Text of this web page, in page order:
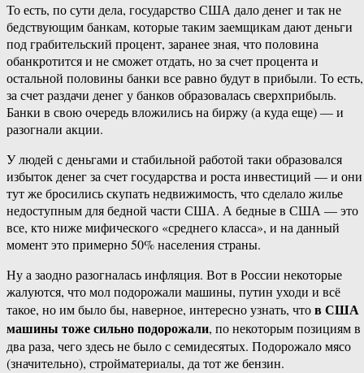
То есть, по сути дела, государство США дало денег и так не
бедствующим банкам, которые таким заемщикам дают деньги
под грабительский процент, заранее зная, что половина
обанкротится и не сможет отдать, но за счет процента и
остальной половины банки все равно будут в прибыли. То есть,
за счет раздачи денег у банков образовалась сверхприбыль.
Банки в свою очередь вложились на биржу (а куда еще) — и
разогнали акции.
У людей с деньгами и стабильной работой таки образовался
избыток денег за счет государства и роста инвестиций — и они
тут же бросились скупать недвижимость, что сделало жилье
недоступным для бедной части США. А бедные в США — это
все, кто ниже мифического «среднего класса», и на данный
момент это примерно 50% населения страны.
Ну а заодно разогналась инфляция. Вот в России некоторые
жалуются, что мол подорожали машины, путин уходи и всё
такое, но им было бы, наверное, интересно узнать, чтов США
машины тоже сильно подорожали, по некоторым позициям в
два раза, чего здесь не было с семидесятых. Подорожало мясо
(значительно), стройматериалы, да тот же бензин.